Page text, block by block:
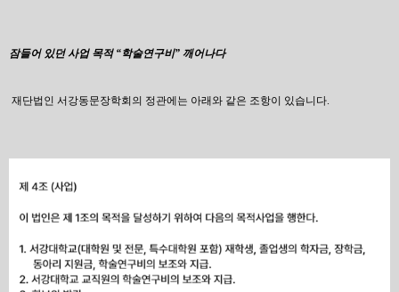
잠들어 있던 사업 목적 “학술연구비” 깨어나다
재단법인 서강동문장학회의 정관에는 아래와 같은 조항이 있습니다.